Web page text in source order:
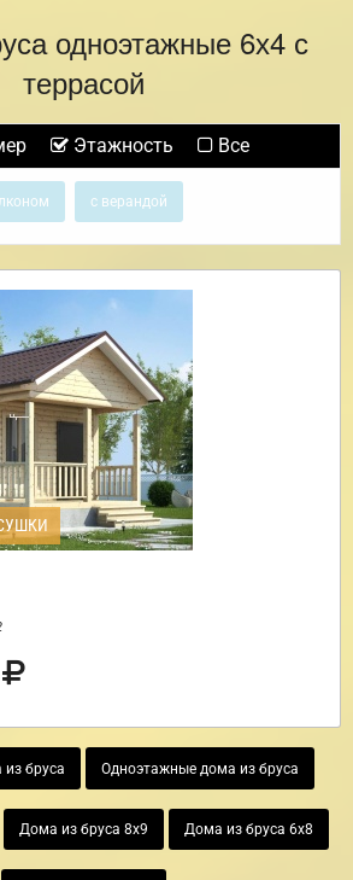
одноэтажные 6х4 с
террасой
Этажность Все
с верандой
бруса Одноэтажные дома из бруса
Дома из бруса 8х9 Дома из бруса 6х8